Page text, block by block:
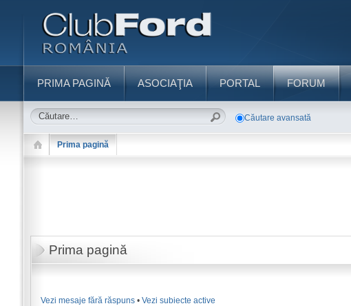
PRIMA PAGINĂ ASOCIAŢIA PORTAL FORUM
Căutare avansată
Prima pagină
Prima pagină
Vezi mesaje fără răspuns• Vezi subiecte active